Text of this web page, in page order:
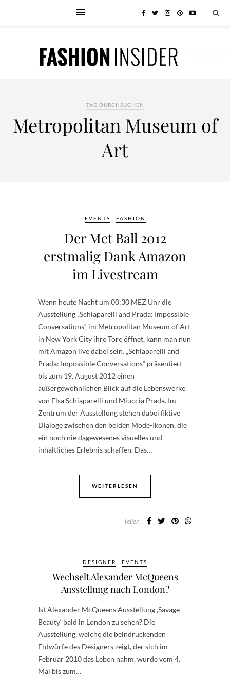
TAG DURCHSUCHEN
Metropolitan Museum of
Art
EVENTS FASHION
Der Met Ball 2012
erstmalig Dank Amazon
im Livestream
Wenn heute Nacht um 00:30 MEZ Uhr die
Ausstellung „Schiaparelli and Prada: Impossible
Conversations“ im Metropolitan Museum of Art
in New York City ihre Tore öffnet, kann man nun
mit Amazon live dabei sein. „Schiaparelli and
Prada: Impossible Conversations“ präsentiert
bis zum 19. August 2012 einen
außergewöhnlichen Blick auf die Lebenswerke
von Elsa Schiaparelli und Miuccia Prada. Im
Zentrum der Ausstellung stehen dabei fiktive
Dialoge zwischen den beiden Mode-Ikonen, die
ein noch nie dagewesenes visuelles und
inhaltliches Erlebnis schaffen. Das…
WEITERLESEN
Teilen
DESIGNER EVENTS
Wechselt Alexander McQueens
Ausstellung nach London?
Ist Alexander McQueens Ausstellung ‚Savage
Beauty‘ bald in London zu sehen? Die
Ausstellung, welche die beindruckenden
Entwürfe des Designers zeigt, der sich im
Februar 2010 das Leben nahm, wurde vom 4.
Mai bis zum…